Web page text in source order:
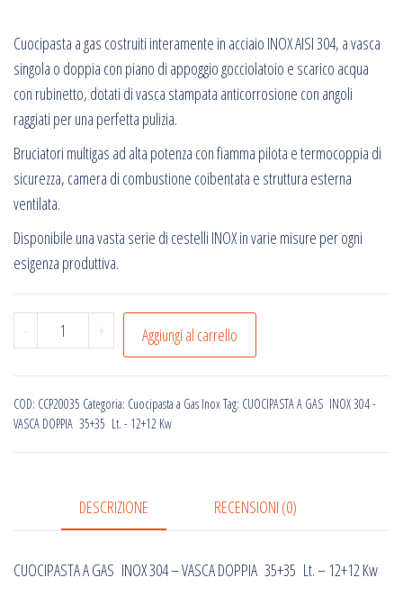
Cuocipasta a gas costruiti interamente in acciaio INOX AISI 304, a vasca
singola o doppia con piano di appoggio gocciolatoio e scarico acqua
con rubinetto, dotati di vasca stampata anticorrosione con angoli
raggiati per una perfetta pulizia.
Bruciatori multigas ad alta potenza con fiamma pilota e termocoppia di
sicurezza, camera di combustione coibentata e struttura esterna
ventilata.
Disponibile una vasta serie di cestelli INOX in varie misure per ogni
esigenza produttiva.
-
CUOCIPASTA
A
INOX
304
DOPPIA
35+35
-
+ Aggiungi al carrello
COD: CCP20035 Categoria: Cuocipasta a Gas Inox Tag: CUOCIPASTA A GAS INOX 304 -
VASCA DOPPIA 35+35 Lt. - 12+12 Kw
DESCRIZIONE RECENSIONI (0)
CUOCIPASTA A GAS INOX 304 – VASCA DOPPIA 35+35 Lt. – 12+12 Kw